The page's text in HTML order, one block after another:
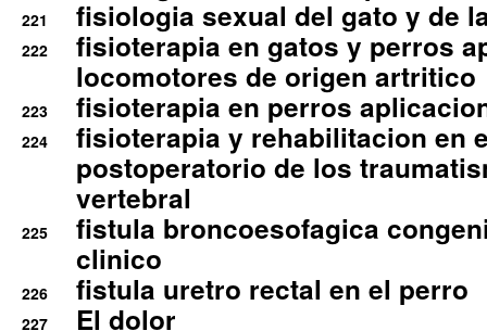
221 fisiologia sexual del gato y de
222
fisioterapia en gatos y perros
locomotores de origen artritico
223 fisioterapia en perros
224
fisioterapia y rehabilitacion en
postoperatorio de los
vertebral
225
fistula broncoesofagica
clinico
226 fistula uretro rectal en el perro
227 El dolor